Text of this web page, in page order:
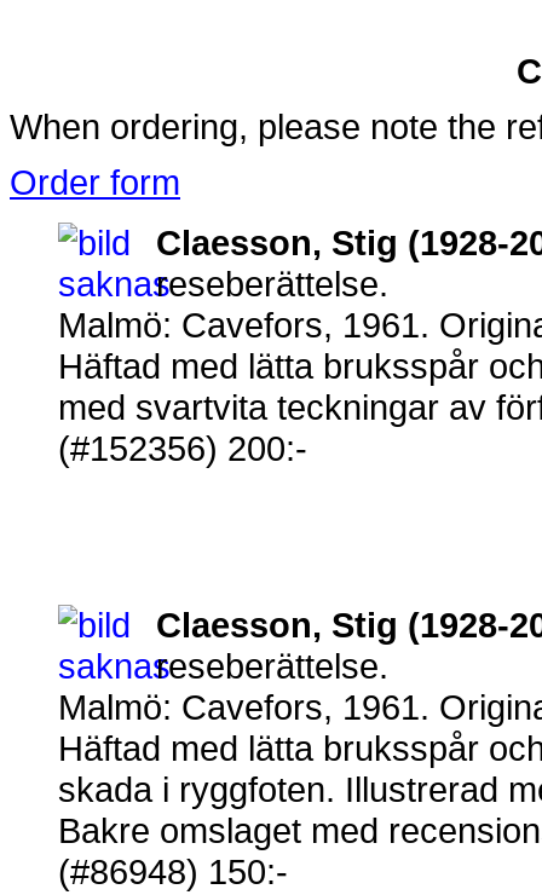
When ordering, please note the
Order form
Claesson, Stig (1928-
reseberättelse.
Malmö: Cavefors, 1961.
Häftad med lätta bruksspår
med svartvita teckningar av
(#152356) 200:-
Claesson, Stig (1928-
reseberättelse.
Malmö: Cavefors, 1961.
Häftad med lätta bruksspår
skada i ryggfoten. Illustrerad
Bakre omslaget med
(#86948) 150:-